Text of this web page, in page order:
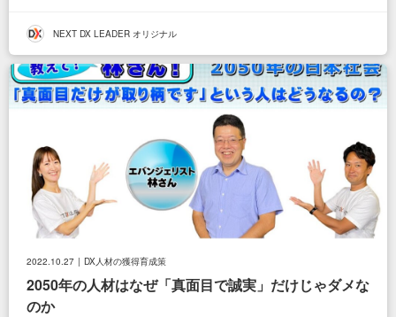
NEXT DX LEADER オリジナル
2050年の人材はなぜ「真面目で誠実」だけじゃダメな
のか
2022.10.27 DX人材の獲得育成策